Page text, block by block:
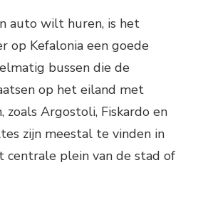
auto wilt huren, is het
op Kefalonia een goede
bussen die de
op het eiland met
zoals Argostoli, Fiskardo en
zijn meestal te vinden in
centrale plein van de stad of